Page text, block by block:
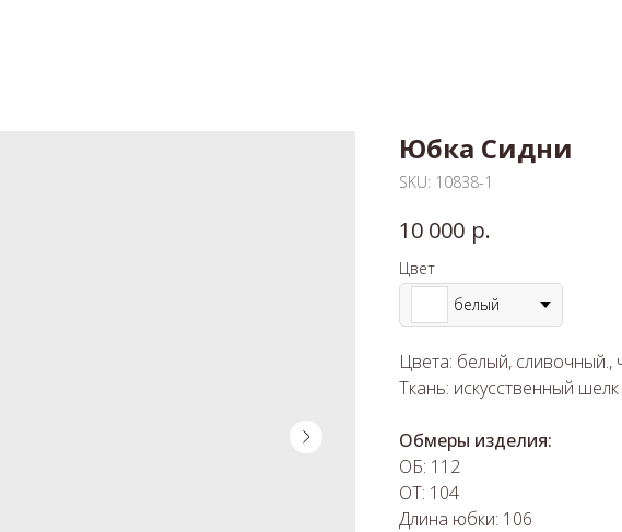
Юбка Сидни
SKU: 10838-1
10 000 р.
Цвет
белый
Цвета: белый, сливочный.,
Ткань: искусственный шелк
Обмеры изделия:
ОБ: 112
ОТ: 104
Длина юбки: 106